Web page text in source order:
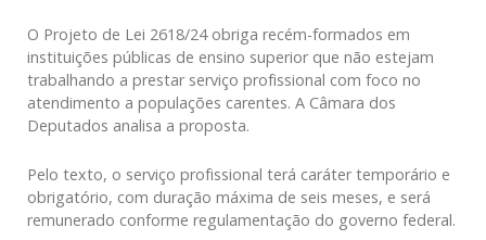
O Projeto de Lei 2618/24 obriga recém-formados em
instituições públicas de ensino superior que não estejam
trabalhando a prestar serviço profissional com foco no
atendimento a populações carentes. A Câmara dos
Deputados analisa a proposta.
Pelo texto, o serviço profissional terá caráter temporário e
obrigatório, com duração máxima de seis meses, e será
remunerado conforme regulamentação do governo federal.